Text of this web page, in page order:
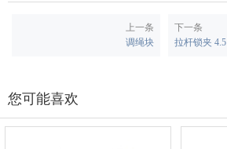
上一条
调绳块
下一条
拉杆锁夹 4.5
您可能喜欢